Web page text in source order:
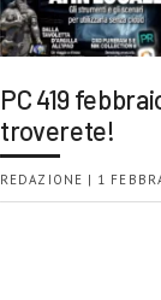
PC 419
troverete!
REDAZIONE | 1